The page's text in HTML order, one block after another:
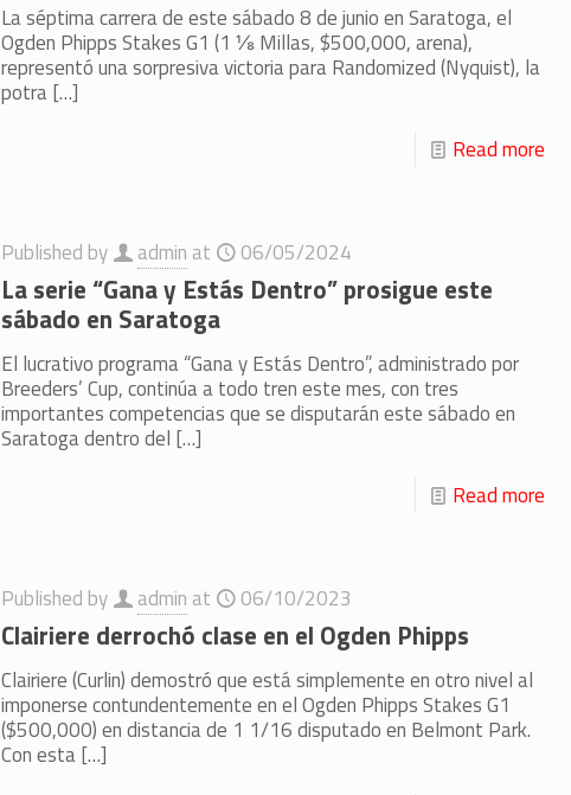
La séptima carrera de este sábado 8 de junio en Saratoga, el
Ogden Phipps Stakes G1 (1 ⅛ Millas, $500,000, arena),
representó una sorpresiva victoria para Randomized (Nyquist), la
potra[…]
Read more
Published by admin at 06/05/2024
La serie “Gana y Estás Dentro” prosigue este
sábado en Saratoga
El lucrativo programa “Gana y Estás Dentro”, administrado por
Breeders’ Cup, continúa a todo tren este mes, con tres
importantes competencias que se disputarán este sábado en
Saratoga dentro del […]
Read more
Published by admin at 06/10/2023
Clairiere derrochó clase en el Ogden Phipps
Clairiere (Curlin) demostró que está simplemente en otro nivel al
imponerse contundentemente en el Ogden Phipps Stakes G1
($500,000) en distancia de 1 1/16 disputado en Belmont Park.
Con esta[…]